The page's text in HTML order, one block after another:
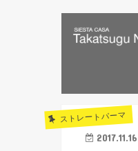
ストレートパーマ
2017.11.16